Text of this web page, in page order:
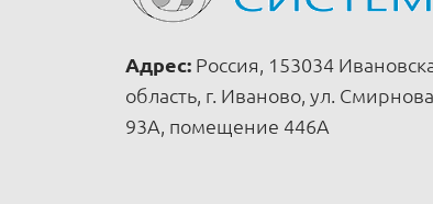
Адрес: Россия, 153034
область, г. Иваново, ул.
93А, помещение 446А